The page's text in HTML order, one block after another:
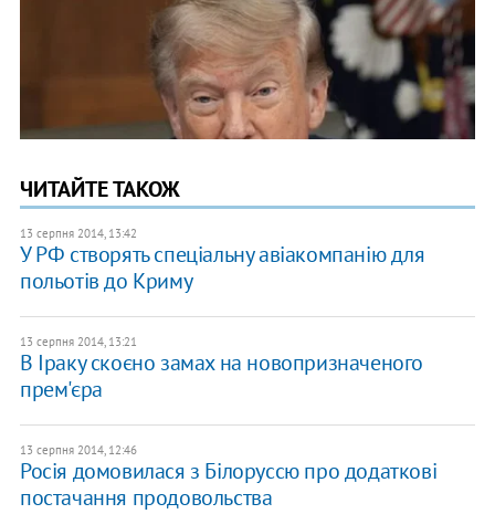
ЧИТАЙТЕ ТАКОЖ
13 серпня 2014, 13:42
У РФ створять спеціальну авіакомпанію для
польотів до Криму
13 серпня 2014, 13:21
В Іраку скоєно замах на новопризначеного
прем'єра
13 серпня 2014, 12:46
Росія домовилася з Білоруссю про додаткові
постачання продовольства